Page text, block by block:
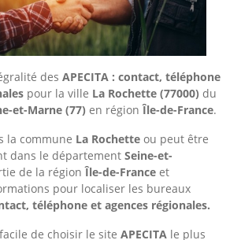
des APECITA : contact, téléphone
pour la ville La Rochette (77000) du
et-Marne (77) en région Île-de-France.
la commune La Rochette ou peut être
dans le département Seine-et-
de la régionÎle-de-France et
pour localiser les bureaux
téléphone et agences régionales.
de choisir le site APECITA le plus